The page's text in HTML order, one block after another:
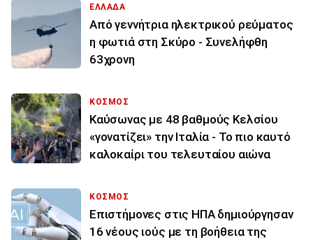
ΕΛΛΑΔΑ
Από γεννήτρια ηλεκτρικού ρεύματος
η φωτιά στη Σκύρο - Συνελήφθη
63χρονη
ΚΟΣΜΟΣ
Καύσωνας με 48 βαθμούς Κελσίου
«γονατίζει» την Ιταλία - Το πιο καυτό
καλοκαίρι του τελευταίου αιώνα
ΚΟΣΜΟΣ
Επιστήμονες στις ΗΠΑ δημιούργησαν
16 νέους ιούς με τη βοήθεια της